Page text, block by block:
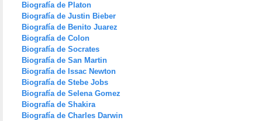
Biografía de Platon
Biografía de Justin Bieber
Biografía de Benito Juarez
Biografía de Colon
Biografía de Socrates
Biografía de San Martin
Biografía de Issac Newton
Biografía de Stebe Jobs
Biografía de Selena Gomez
Biografía de Shakira
Biografía de Charles Darwin